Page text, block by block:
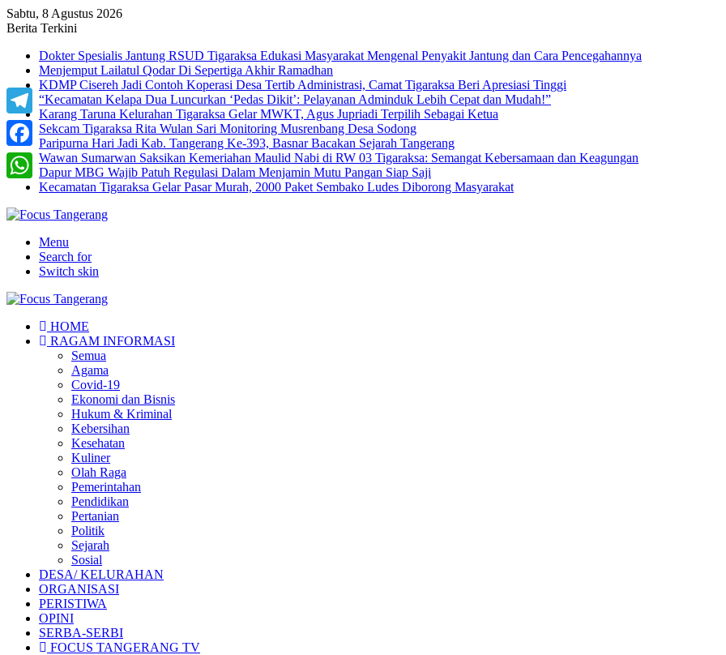
Sabtu, 8 Agustus 2026
Berita Terkini
Dokter Spesialis Jantung RSUD Tigaraksa Edukasi Masyarakat Mengenal Penyakit Jantung dan Cara Pencegahannya
Menjemput Lailatul Qodar Di Sepertiga Akhir Ramadhan
KDMP Cisereh Jadi Contoh Koperasi Desa Tertib Administrasi, Camat Tigaraksa Beri Apresiasi Tinggi
“Kecamatan Kelapa Dua Luncurkan ‘Pedas Dikit’: Pelayanan Adminduk Lebih Cepat dan Mudah!”
Karang Taruna Kelurahan Tigaraksa Gelar MWKT, Agus Jupriadi Terpilih Sebagai Ketua
Sekcam Tigaraksa Rita Wulan Sari Monitoring Musrenbang Desa Sodong
Paripurna Hari Jadi Kab. Tangerang Ke-393, Basnar Bacakan Sejarah Tangerang
Wawan Sumarwan Saksikan Kemeriahan Maulid Nabi di RW 03 Tigaraksa: Semangat Kebersamaan dan Keagungan
Dapur MBG Wajib Patuh Regulasi Dalam Menjamin Mutu Pangan Siap Saji
Kecamatan Tigaraksa Gelar Pasar Murah, 2000 Paket Sembako Ludes Diborong Masyarakat
Menu
Search for
Switch skin
HOME
RAGAM INFORMASI
Semua
Agama
Covid-19
Ekonomi dan Bisnis
Hukum & Kriminal
Kebersihan
Kesehatan
Kuliner
Olah Raga
Pemerintahan
Pendidikan
Pertanian
Politik
Sejarah
Sosial
DESA/ KELURAHAN
ORGANISASI
PERISTIWA
OPINI
SERBA-SERBI
FOCUS TANGERANG TV
Telegram
Facebook
WhatsApp